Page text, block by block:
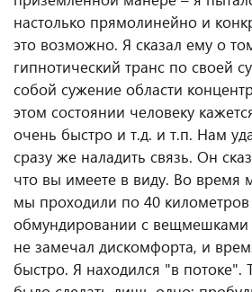
настолько прямолинейно и
это возможно. Я сказал ему о
гипнотический транс по своей
собой сужение области
этом состоянии человеку
очень быстро и т.д. и т.п. Нам
сразу же наладить связь. Он
что вы имеете в виду. Во время
мы проходили по 40
обмундировании с вещмешками
не замечал дискомфорта, и
быстро. Я находился "в